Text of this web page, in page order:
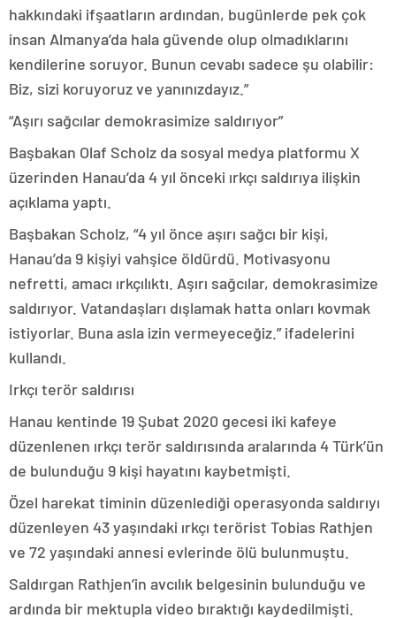
hakkındaki ifşaatların ardından, bugünlerde pek çok
insan Almanya’da hala güvende olup olmadıklarını
kendilerine soruyor. Bunun cevabı sadece şu olabilir:
Biz, sizi koruyoruz ve yanınızdayız.”
“Aşırı sağcılar demokrasimize saldırıyor”
Başbakan Olaf Scholz da sosyal medya platformu X
üzerinden Hanau’da 4 yıl önceki ırkçı saldırıya ilişkin
açıklama yaptı.
Başbakan Scholz, “4 yıl önce aşırı sağcı bir kişi,
Hanau’da 9 kişiyi vahşice öldürdü. Motivasyonu
nefretti, amacı ırkçılıktı. Aşırı sağcılar, demokrasimize
saldırıyor. Vatandaşları dışlamak hatta onları kovmak
istiyorlar. Buna asla izin vermeyeceğiz.” ifadelerini
kullandı.
Irkçı terör saldırısı
Hanau kentinde 19 Şubat 2020 gecesi iki kafeye
düzenlenen ırkçı terör saldırısında aralarında 4 Türk’ün
de bulunduğu 9 kişi hayatını kaybetmişti.
Özel harekat timinin düzenlediği operasyonda saldırıyı
düzenleyen 43 yaşındaki ırkçı terörist Tobias Rathjen
ve 72 yaşındaki annesi evlerinde ölü bulunmuştu.
Saldırgan Rathjen’in avcılık belgesinin bulunduğu ve
ardında bir mektupla video bıraktığı kaydedilmişti.